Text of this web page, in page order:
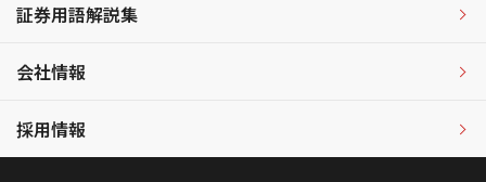
証券用語解説集
会社情報
採用情報